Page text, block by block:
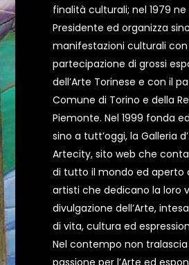
finalità culturali; nel 1979
Presidente ed organizza
manifestazioni culturali con
partecipazione di grossi
dell’Arte Torinese e con il
Comune di Torino e della
Piemonte. Nel 1999 fonda
sino a tutt’oggi, la Galleria
Artecity, sito web che
di tutto il mondo ed aperto
artisti che dedicano la loro
divulgazione dell’Arte,
di vita, cultura ed
Nel contempo non